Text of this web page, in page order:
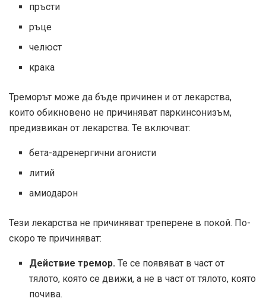
пръсти
ръце
челюст
крака
Треморът може да бъде причинен и от лекарства,
които обикновено не причиняват паркинсонизъм,
предизвикан от лекарства. Те включват:
бета-адренергични агонисти
литий
амиодарон
Тези лекарства не причиняват треперене в покой. По-
скоро те причиняват:
Действие тремор. Те се появяват в част от
тялото, която се движи, а не в част от тялото, която
почива.